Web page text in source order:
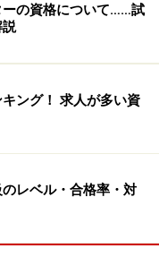
ーの資格について……試
説
ング！ 求人が多い資
レベル・合格率・対